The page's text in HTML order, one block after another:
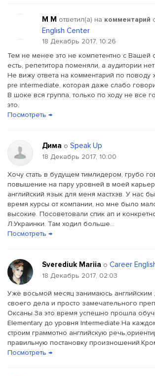
M M ответил(a) на комментарий
English Center
18 Декабрь 2017, 10:26
Тем не менее это не компетентно с Вашей
есть, репетитора поменяли, а аудитории нет
Не вижу ответа на комментарий по
pre intermediate, которая даже слабо
В шоке вся группа, только по ходу не все
это.
Посмотреть →
Дима о Speak Up
18 Декабрь 2017, 10:00
Хочу стать в будущем тимлидером, грубо
повышение на пару уровней в моей
английский язык для меня мастхэв. У нас
время курсы от компании, но мне было
высокие. Посоветовали спик ап и
Л.Украинки. Там ходил больше...
Посмотреть →
Sverediuk Mariia о Career
18 Декабрь 2017, 02:03
Уже восьмой месяц занимаюсь английским
своего дела и просто замечательного
Оксаны.За это время успешно прошла
Elementary до уровня Intermediate.На
строим граммотно английскую
правильную постановку
Посмотреть →